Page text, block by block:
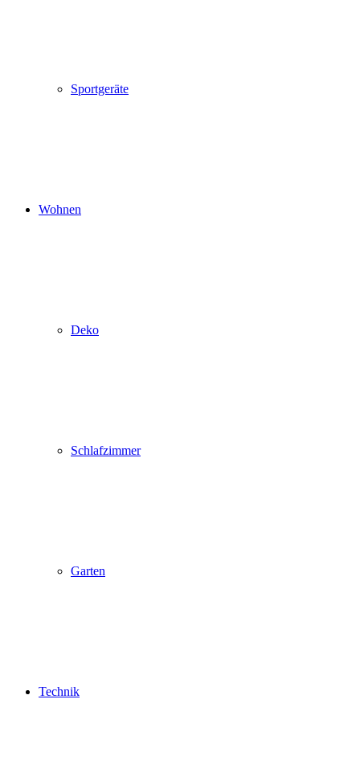
Sportgeräte
Wohnen
Deko
Schlafzimmer
Garten
Technik